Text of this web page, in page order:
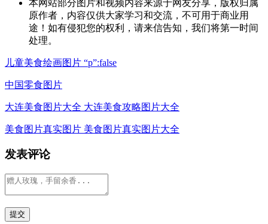
本网站部分图片和视频内容来源于网友分享，版权归属
原作者，内容仅供大家学习和交流，不可用于商业用
途！如有侵犯您的权利，请来信告知，我们将第一时间
处理。
儿童美食绘画图片 “p”:false
中国零食图片
大连美食图片大全 大连美食攻略图片大全
美食图片真实图片 美食图片真实图片大全
发表评论